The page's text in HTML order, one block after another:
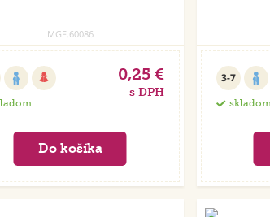
MGF.60086
0,25 €
s DPH
3-7